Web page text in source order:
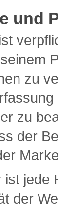
und
zu
zu
der
ist jede
der